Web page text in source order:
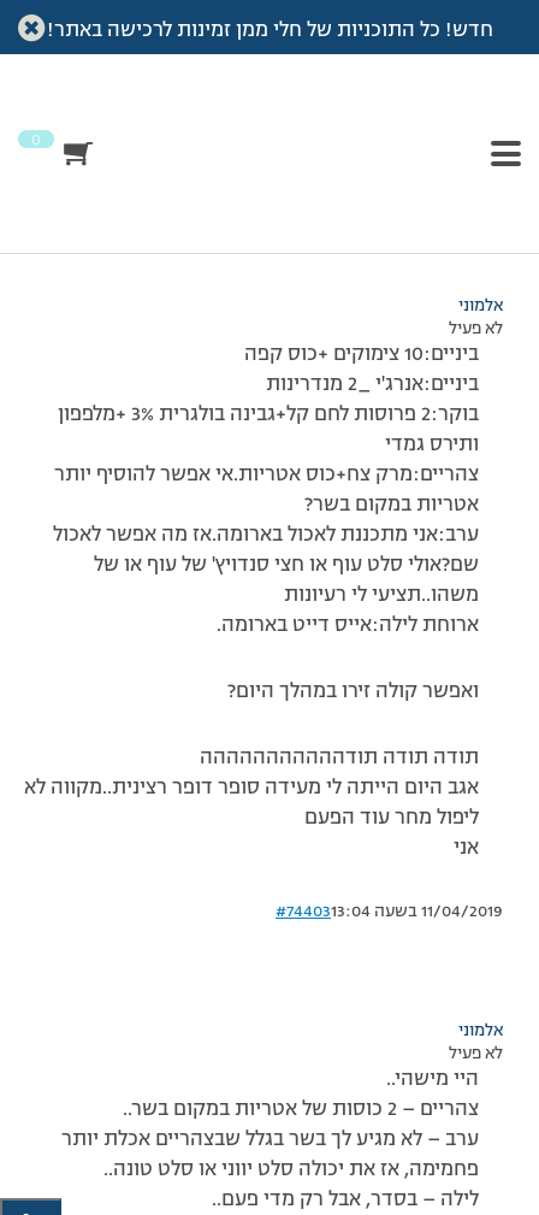
חדש! כל התוכניות של חלי ממן זמינות לרכישה באתר!
0
עמוד הבית >דיונים>פורום >תפריט למחר:)
מוצגות 2 תגובות – 1 עד 2 (מתוך 2 סה״כ)
אלמוני
לא פעיל
ביניים:10 צימוקים +כוס קפה
ביניים:אנרג'י _2 מנדרינות
בוקר:2 פרוסות לחם קל+גבינה בולגרית 3% +מלפפון
ותירס גמדי
צהריים:מרק צח+כוס אטריות.אי אפשר להוסיף יותר
אטריות במקום בשר?
ערב:אני מתכננת לאכול בארומה.אז מה אפשר לאכול
שם?אולי סלט עוף או חצי סנדויץ' של עוף או של
משהו..תציעי לי רעיונות
ארוחת לילה:אייס דייט בארומה.
ואפשר קולה זירו במהלך היום?
תודה תודה תודההההההההההה
אגב היום הייתה לי מעידה סופר דופר רצינית..מקווה לא
ליפול מחר עוד הפעם
אני
11/04/2019 בשעה 13:04 #74403
אלמוני
לא פעיל
היי מישהי..
צהריים – 2 כוסות של אטריות במקום בשר..
ערב – לא מגיע לך בשר בגלל שבצהריים אכלת יותר
פחמימה, אז את יכולה סלט יווני או סלט טונה..
לילה – בסדר, אבל רק מדי פעם..